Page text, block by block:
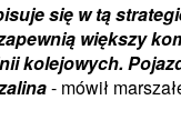
się w tą
większy
kolejowych.
- mówił